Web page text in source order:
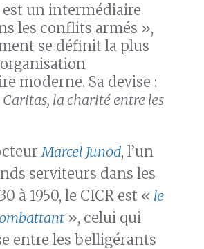
est un intermédiaire
les conflits armés »,
se définit la plus
moderne. Sa devise :
la charité entre les
Marcel Junod, l’un
serviteurs dans les
à 1950, le CICR est « le
», celui qui
entre les belligérants